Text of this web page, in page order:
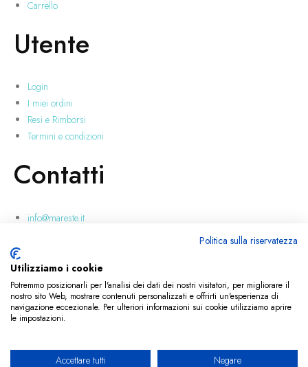
Carrello
Utente
Login
I miei ordini
Resi e Rimborsi
Termini e condizioni
Contatti
info@mareste.it
San Giovanni la Punta (CT)
© 2024 All rights reserved.Credits
Privacy Policy
Politica sulla riservatezza
Utilizziamo i cookie
Potremmo posizionarli per l'analisi dei dati dei nostri visitatori, per migliorare il
nostro sito Web, mostrare contenuti personalizzati e offrirti un'esperienza di
navigazione eccezionale. Per ulteriori informazioni sui cookie utilizziamo aprire
le impostazioni.
Accettare tutti Negare